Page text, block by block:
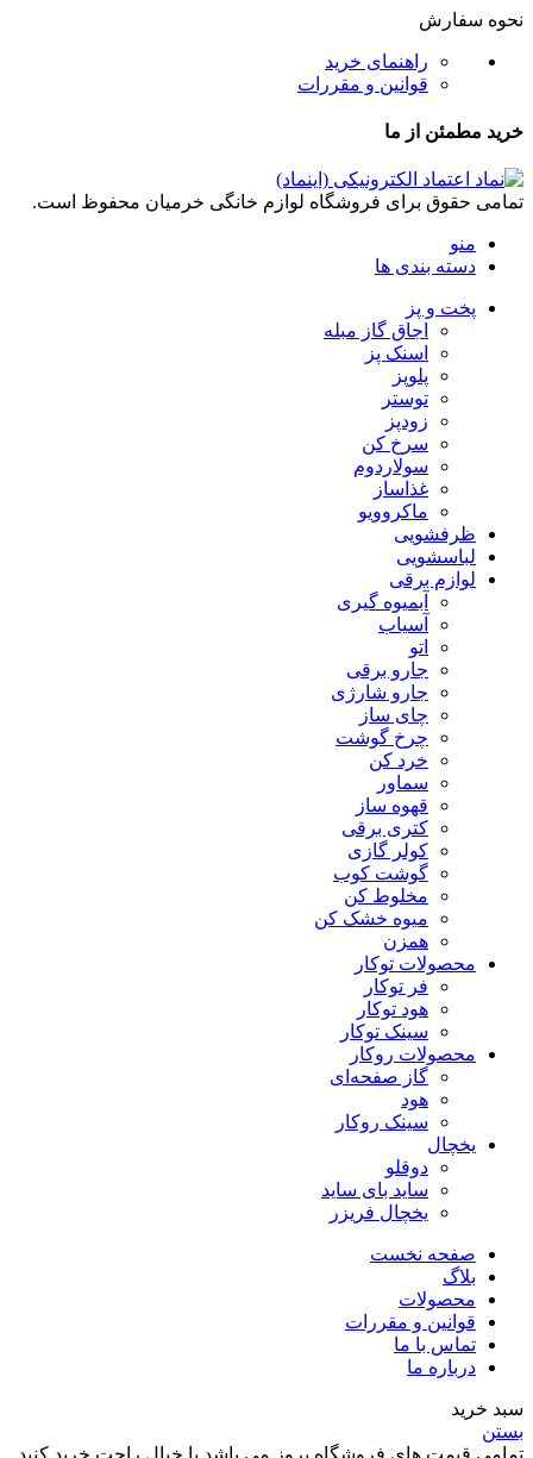
نحوه سفارش
راهنمای خرید
قوانین و مقررات
خرید مطمئن از ما
تمامی حقوق برای فروشگاه لوازم خانگی خرمیان محفوظ است.
منو
دسته بندی ها
پخت و پز
اجاق گاز مبله
اسنک پز
پلوپز
توستر
زودپز
سرخ کن
سولاردوم
غذاساز
ماکروویو
ظرفشویی
لباسشویی
لوازم برقی
آبمیوه گیری
آسیاب
اتو
جارو برقی
جارو شارژی
چای ساز
چرخ گوشت
خرد کن
سماور
قهوه ساز
کتری برقی
کولر گازی
گوشت کوب
مخلوط کن
میوه خشک کن
همزن
محصولات توکار
فر توکار
هود توکار
سینک توکار
محصولات روکار
گاز صفحه‌ای
هود
سینک روکار
یخچال
دوقلو
ساید بای ساید
یخچال فریزر
صفحه نخست
بلاگ
محصولات
قوانین و مقررات
تماس با ما
درباره ما
سبد خرید
بستن